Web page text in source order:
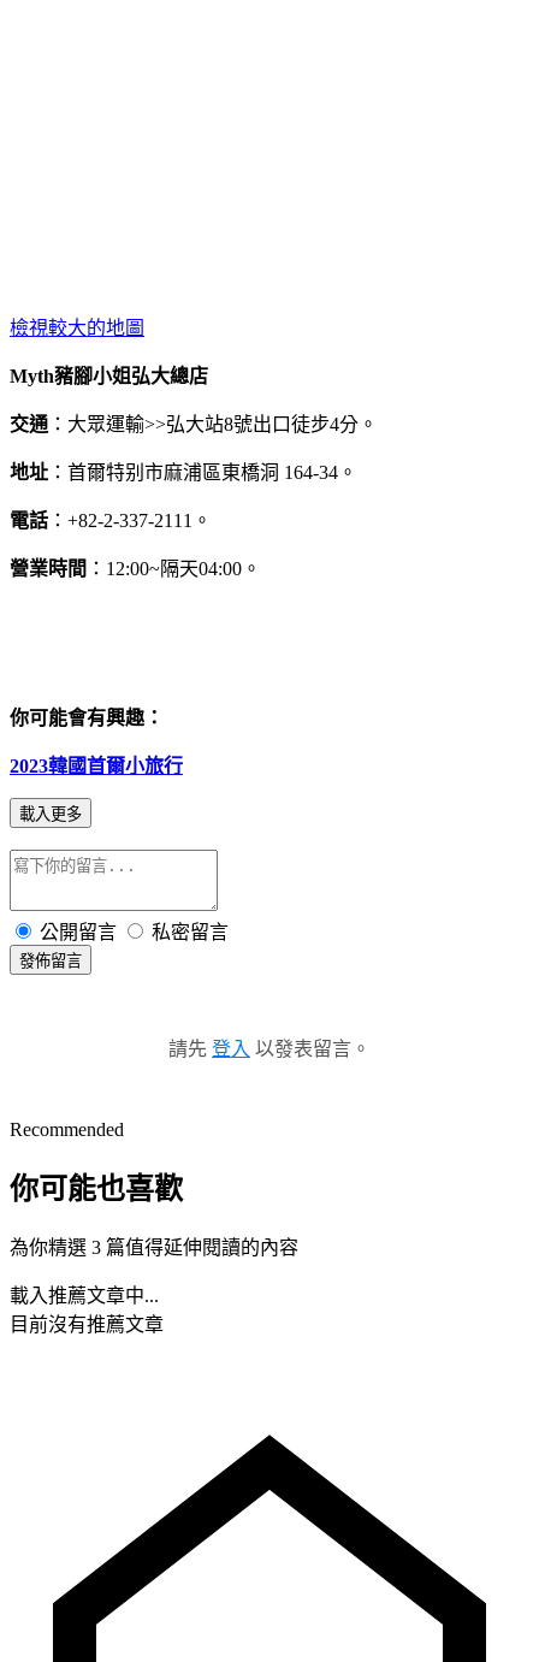
檢視較大的地圖
Myth豬腳小姐弘大總店
交通 ：大眾運輸>>弘大站8號出口徒步4分。
地址 ：首爾特别市麻浦區東橋洞 164-34。
電話 ：+82-2-337-2111。
營業時間 ：12:00~隔天04:00。
你可能會有興趣：
2023韓國首爾小旅行
載入更多
公開留言 私密留言
發佈留言
請先 登入 以發表留言。
Recommended
你可能也喜歡
為你精選 3 篇值得延伸閱讀的內容
載入推薦文章中...
目前沒有推薦文章